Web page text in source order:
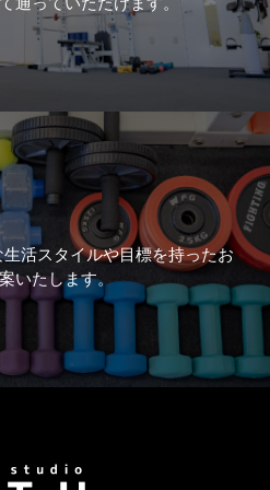
活スタイルや目標を持ったお
いたします。